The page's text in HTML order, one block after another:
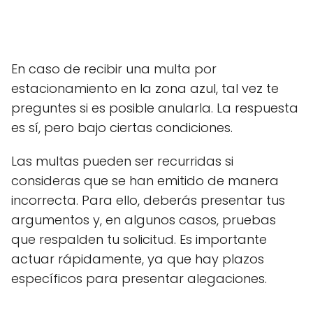
En caso de recibir una multa por
estacionamiento en la zona azul, tal vez te
preguntes si es posible anularla. La respuesta
es sí, pero bajo ciertas condiciones.
Las multas pueden ser recurridas si
consideras que se han emitido de manera
incorrecta. Para ello, deberás presentar tus
argumentos y, en algunos casos, pruebas
que respalden tu solicitud. Es importante
actuar rápidamente, ya que hay plazos
específicos para presentar alegaciones.